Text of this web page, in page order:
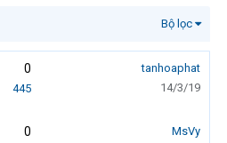
Bộ lọc
0
445
tanhoaphat
14/3/19
0
MsVy